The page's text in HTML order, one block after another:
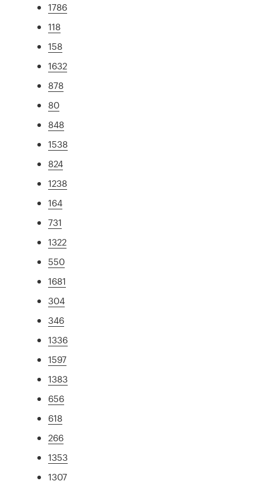
1786
118
158
1632
878
80
848
1538
824
1238
164
731
1322
550
1681
304
346
1336
1597
1383
656
618
266
1353
1307